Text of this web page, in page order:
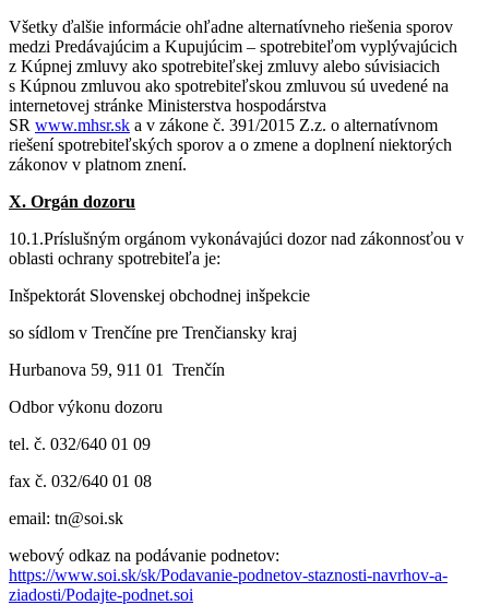
Všetky ďalšie informácie ohľadne alternatívneho riešenia sporov
medzi Predávajúcim a Kupujúcim – spotrebiteľom vyplývajúcich
z Kúpnej zmluvy ako spotrebiteľskej zmluvy alebo súvisiacich
s Kúpnou zmluvou ako spotrebiteľskou zmluvou sú uvedené na
internetovej stránke Ministerstva hospodárstva
SR www.mhsr.sk a v zákone č. 391/2015 Z.z. o alternatívnom
riešení spotrebiteľských sporov a o zmene a doplnení niektorých
zákonov v platnom znení.
X. Orgán dozoru
10.1.Príslušným orgánom vykonávajúci dozor nad zákonnosťou v
oblasti ochrany spotrebiteľa je:
Inšpektorát Slovenskej obchodnej inšpekcie
so sídlom v Trenčíne pre Trenčiansky kraj
Hurbanova 59, 911 01 Trenčín
Odbor výkonu dozoru
tel. č. 032/640 01 09
fax č. 032/640 01 08
email: tn@soi.sk
webový odkaz na podávanie podnetov:
https://www.soi.sk/sk/Podavanie-podnetov-staznosti-navrhov-a-
ziadosti/Podajte-podnet.soi